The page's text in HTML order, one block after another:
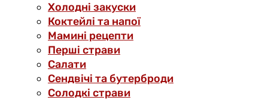
Холодні закуски
Коктейлі та напої
Мамині рецепти
Перші страви
Салати
Сендвічі та бутерброди
Солодкі страви